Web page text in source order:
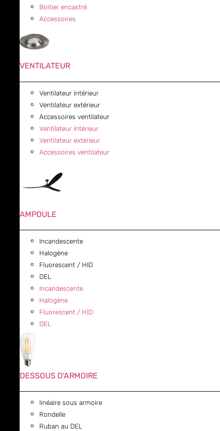
Boitier encastré
Accessoires
VENTILATEUR
Ventilateur intérieur
Ventilateur extérieur
Accessoires ventilateur
Ventilateur intérieur
Ventilateur extérieur
Accessoires ventilateur
AMPOULE
Incandescente
Halogène
Fluorescent / HID
DEL
Incandescente
Halogène
Fluorescent / HID
DEL
DESSOUS D'ARMOIRE
linéaire sous armoire
Rondelle
Ruban au DEL